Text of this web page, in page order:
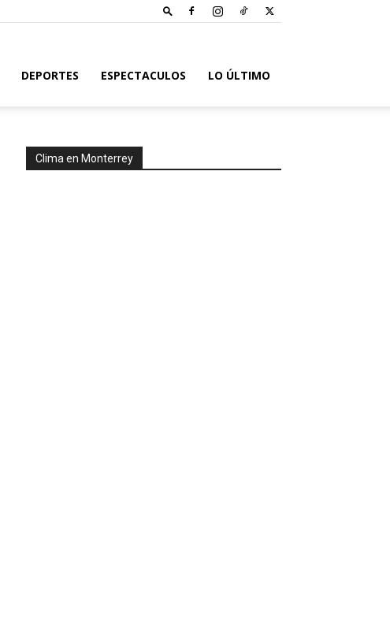
DEPORTES ESPECTACULOS LO ÚLTIMO
Clima en Monterrey